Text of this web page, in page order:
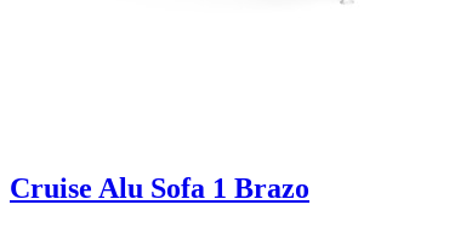
Cruise Alu Sofa 1 Brazo